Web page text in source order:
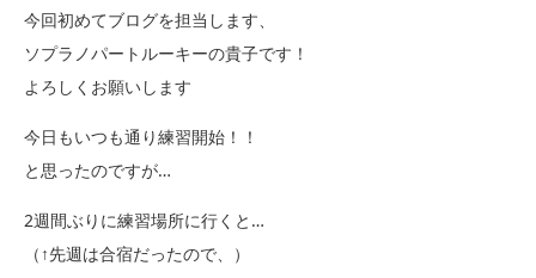
今回初めてブログを担当します、
ソプラノパートルーキーの貴子です！
よろしくお願いします
今日もいつも通り練習開始！！
と思ったのですが…
2週間ぶりに練習場所に行くと…
（↑先週は合宿だったので、）